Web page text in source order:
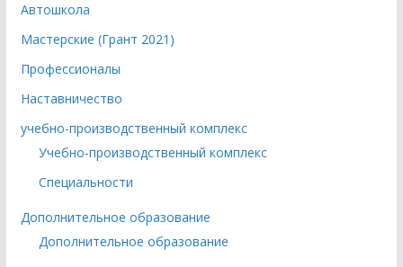
Автошкола
Мастерские (Грант 2021)
Профессионалы
Наставничество
учебно-производственный комплекс
Учебно-производственный комплекс
Специальности
Дополнительное образование
Дополнительное образование